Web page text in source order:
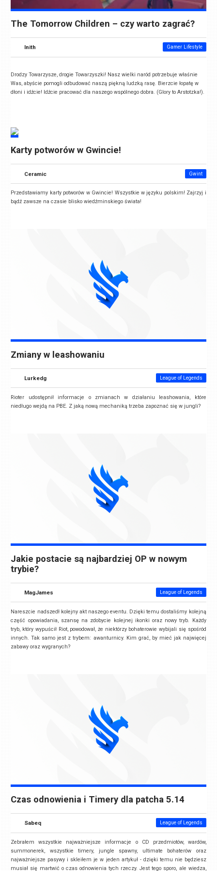
The Tomorrow Children – czy warto zagrać?
Inith Gamer Lifestyle
Drodzy Towarzysze, drogie Towarzyszki! Nasz wielki naród potrzebuje właśnie
Was, abyście pomogli odbudować naszą piękną ludzką rasę. Bierzcie łopatę w
dłoni i idźcie! Idźcie pracować dla naszego wspólnego dobra. (Glory to Arstotzka!).
Karty potworów w Gwincie!
Ceramic Gwint
Przedstawiamy karty potworów w Gwincie! Wszystkie w języku polskim! Zajrzyj i
bądź zawsze na czasie blisko wiedźminskiego świata!
Zmiany w leashowaniu
Lurkedg League of Legends
Rioter udostępnił informacje o zmianach w działaniu leashowania, które
niedługo wejdą na PBE. Z jaką nową mechaniką trzeba zapoznać się w jungli?
Jakie postacie są najbardziej OP w nowym
trybie?
MagJames League of Legends
Nareszcie nadszedł kolejny akt naszego eventu. Dzięki temu dostaliśmy kolejną
część opowiadania, szansę na zdobycie kolejnej ikonki oraz nowy tryb. Każdy
tryb, który wypuścił Riot, powodował, że niektórzy bohaterowie wybijali się spośród
innych. Tak samo jest z trybem: awanturnicy. Kim grać, by mieć jak najwięcej
zabawy oraz wygranych?
Czas odnowienia i Timery dla patcha 5.14
Sabeq League of Legends
Zebrałem wszystkie najważniejsze informacje o CD przedmiotów, wardów,
summonerek, wszystkie timery, jungle spawny, ultimate bohaterów oraz
najważniejsze pasywy i skleiłem je w jeden artykuł - dzięki temu nie będziesz
musiał się martwić o czas odnowienia tych rzeczy. Jest tego sporo, ale wiedza,